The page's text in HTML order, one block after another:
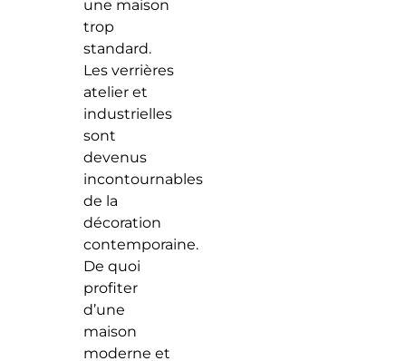
une maison
trop
standard.
Les verrières
atelier et
industrielles
sont
devenus
incontournables
de la
décoration
contemporaine.
De quoi
profiter
d’une
maison
moderne et